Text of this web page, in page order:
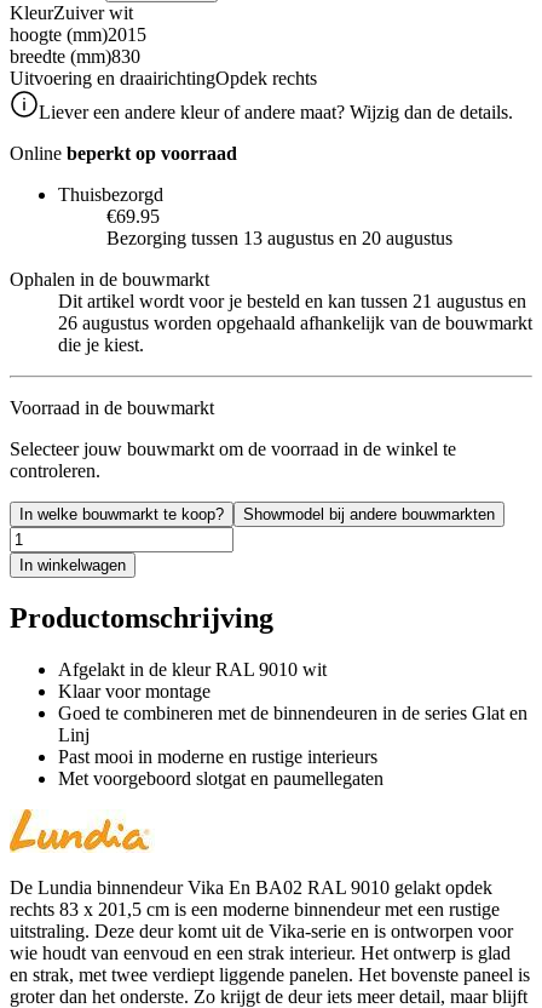
KleurZuiver wit
hoogte (mm)2015
breedte (mm)830
Uitvoering en draairichtingOpdek rechts
Liever een andere kleur of andere maat? Wijzig dan de details.
Online beperkt op voorraad
Thuisbezorgd
€69.95
Bezorging tussen 13 augustus en 20 augustus
Ophalen in de bouwmarkt
Dit artikel wordt voor je besteld en kan tussen 21 augustus en
26 augustus worden opgehaald afhankelijk van de bouwmarkt
die je kiest.
Voorraad in de bouwmarkt
Selecteer jouw bouwmarkt om de voorraad in de winkel te
controleren.
In welke bouwmarkt te koop? Showmodel bij andere bouwmarkten
In winkelwagen
Productomschrijving
Afgelakt in de kleur RAL 9010 wit
Klaar voor montage
Goed te combineren met de binnendeuren in de series Glat en
Linj
Past mooi in moderne en rustige interieurs
Met voorgeboord slotgat en paumellegaten
De Lundia binnendeur Vika En BA02 RAL 9010 gelakt opdek
rechts 83 x 201,5 cm is een moderne binnendeur met een rustige
uitstraling. Deze deur komt uit de Vika-serie en is ontworpen voor
wie houdt van eenvoud en een strak interieur. Het ontwerp is glad
en strak, met twee verdiept liggende panelen. Het bovenste paneel is
groter dan het onderste. Zo krijgt de deur iets meer detail, maar blijft